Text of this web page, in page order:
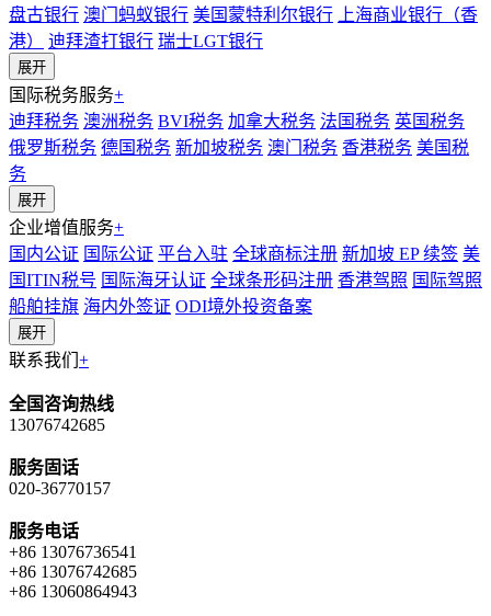
盘古银行 澳门蚂蚁银行 美国蒙特利尔银行
上海商业银行（香
港）
迪拜渣打银行 瑞士LGT银行
展开
国际税务服务+
迪拜税务 澳洲税务 BVI税务 加拿大税务 法国税务 英国税务
俄罗斯税务 德国税务 新加坡税务 澳门税务 香港税务 美国税
务
展开
企业增值服务+
国内公证 国际公证 平台入驻 全球商标注册 新加坡 EP 续签 美
国ITIN税号 国际海牙认证 全球条形码注册 香港驾照 国际驾照
船舶挂旗 海内外签证 ODI境外投资备案
展开
联系我们 +
全国咨询热线
13076742685
服务固话
020-36770157
服务电话
+86 13076736541
+86 13076742685
+86 13060864943